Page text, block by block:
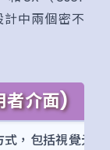
中兩個密不
者介面)
，包括視覺元